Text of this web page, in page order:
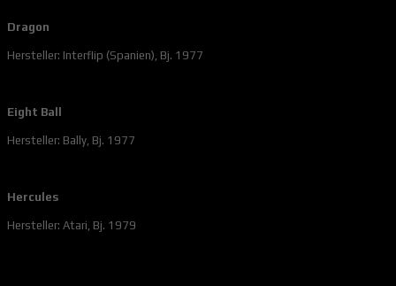
Dragon
Hersteller: Interflip (Spanien), Bj. 1977
Eight Ball
Hersteller: Bally, Bj. 1977
Hercules
Hersteller: Atari, Bj. 1979